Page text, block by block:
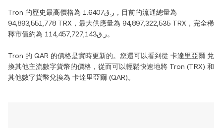
Tron 的歷史最高價格為 ر.ق1.6407 ，目前的流通總量為
94,893,551,778 TRX ，最大供應量為 94,897,322,535 TRX ，完全稀
釋市值約為
ر.ق114,457,727,143。
Tron 的 QAR 的價格是實時更新的。您還可以看到從 卡達里亞爾 兌
換其他主流數字貨幣的價格，從而可以輕鬆快速地將 Tron (TRX) 和
其他數字貨幣兌換為 卡達里亞爾 (QAR)。